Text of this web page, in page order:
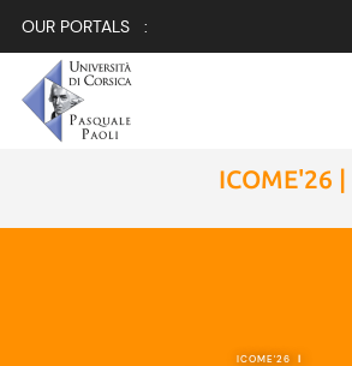
OUR PORTALS :
ICOME'26 |
ICOME'26 |